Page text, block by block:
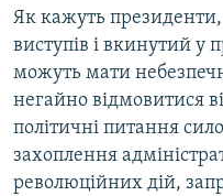
Як кажуть президенти,
виступів і вкинутий у
можуть мати
негайно відмовитися
політичні питання
захоплення
революційних дій,